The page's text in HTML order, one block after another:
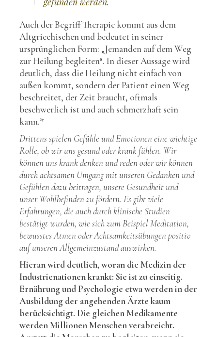
Auch der Begriff Therapie kommt aus dem
Altgriechischen und bedeutet in seiner
ursprünglichen Form: „Jemanden auf dem Weg
zur Heilung begleiten“. In dieser Aussage wird
deutlich, dass die Heilung nicht einfach von
außen kommt, sondern der Patient einen Weg
beschreitet, der Zeit braucht, oftmals
beschwerlich ist und auch schmerzhaft sein
kann.*
Drittens spielen Gefühle und Emotionen eine wichtige
Rolle, ob wir uns gesund oder krank fühlen. Wir
können uns krank denken und reden oder wir können
durch achtsamen Umgang mit unseren Gedanken und
Gefühlen dazu beitragen, unsere Gesundheit und
unser Wohlbefinden zu fördern. Es gibt viele
Erfahrungen, die auch durch klinische Studien
bestätigt wurden, wie sich zum Beispiel Meditation,
bewusstes Atmen oder Achtsamkeitsübungen positiv
auf unseren Allgemeinzustand auswirken.
Hieran wird deutlich, woran die Medizin der
Industrienationen krankt: Sie ist zu einseitig.
Ernährung und Psychologie etwa werden in der
Ausbildung der angehenden Ärzte kaum
berücksichtigt. Die gleichen Medikamente
werden Millionen Menschen verabreicht.